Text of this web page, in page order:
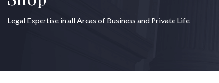
Legal Expertise in all Areas of Business and Private Life